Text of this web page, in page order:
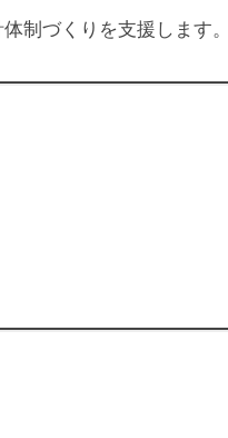
制づくりを支援します。